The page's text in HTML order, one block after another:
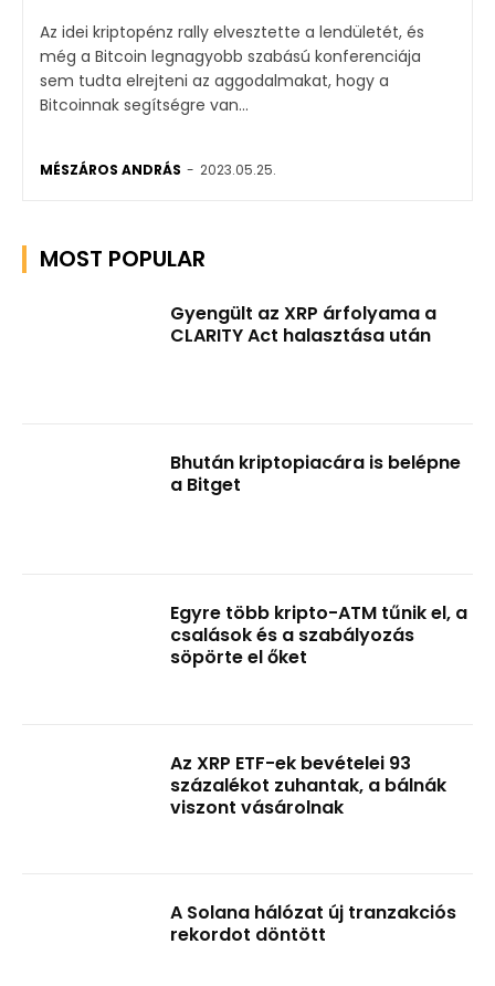
Az idei kriptopénz rally elvesztette a lendületét, és
még a Bitcoin legnagyobb szabású konferenciája
sem tudta elrejteni az aggodalmakat, hogy a
Bitcoinnak segítségre van...
MÉSZÁROS ANDRÁS - 2023.05.25.
MOST POPULAR
Gyengült az XRP árfolyama a
CLARITY Act halasztása után
Bhután kriptopiacára is belépne
a Bitget
Egyre több kripto-ATM tűnik el, a
csalások és a szabályozás
söpörte el őket
Az XRP ETF-ek bevételei 93
százalékot zuhantak, a bálnák
viszont vásárolnak
A Solana hálózat új tranzakciós
rekordot döntött